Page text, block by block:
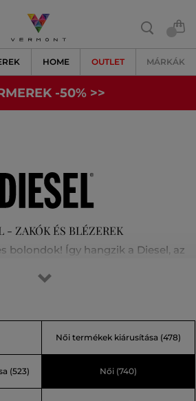
HOME OUTLET MÁRKÁK
-50% >>
- ZAKÓK ÉS BLÉZEREK
bolondok! Így hangzik a Diesel, az
részén található kisváros szerény
ki magát, vagy ez már egy
túl a korlátain, és mutassa meg
Női termékek kiárusítása (478)
(523) Női(740)